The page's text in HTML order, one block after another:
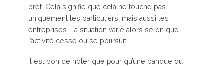
prêt. Cela signifie que cela ne touche pas
uniquement les particuliers, mais aussi les
entreprises. La situation varie alors selon que
l’activité cesse ou se poursuit.
Il est bon de noter que pour qu’une banque ou